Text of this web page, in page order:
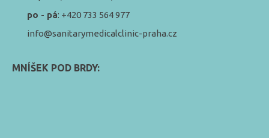
po - pá: +420 733 564 977
info@sanitarymedicalclinic-praha.cz
MNÍŠEK POD BRDY: